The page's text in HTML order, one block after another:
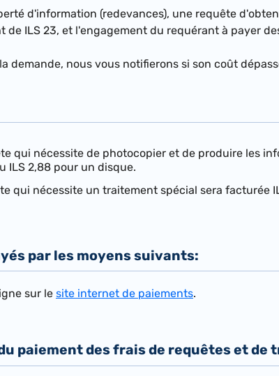
d'information (redevances), une requête
de ILS 23, et l'engagement du requérant à payer
nous vous notifierons si son coût
qui nécessite de photocopier et de produire les
ILS 2,88 pour un disque.
qui nécessite un traitement spécial sera facturée
par les moyens suivants:
sur le site internet de paiements.
paiement des frais de requêtes et de